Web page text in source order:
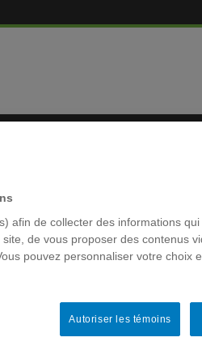
pour
afin de collecter des informations
de vous proposer des contenus
pouvez personnaliser votre choix
Autoriser les témoins